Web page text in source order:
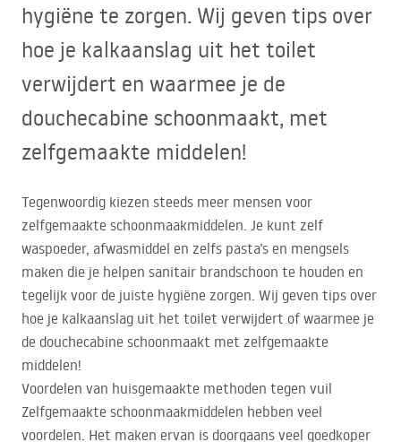
hygiëne te zorgen. Wij geven tips over
hoe je kalkaanslag uit het toilet
verwijdert en waarmee je de
douchecabine schoonmaakt, met
zelfgemaakte middelen!
Tegenwoordig kiezen steeds meer mensen voor
zelfgemaakte schoonmaakmiddelen. Je kunt zelf
waspoeder, afwasmiddel en zelfs pasta’s en mengsels
maken die je helpen sanitair brandschoon te houden en
tegelijk voor de juiste hygiëne zorgen. Wij geven tips over
hoe je kalkaanslag uit het toilet verwijdert of waarmee je
de douchecabine schoonmaakt met zelfgemaakte
middelen!
Voordelen van huisgemaakte methoden tegen vuil
Zelfgemaakte schoonmaakmiddelen hebben veel
voordelen. Het maken ervan is doorgaans veel goedkoper